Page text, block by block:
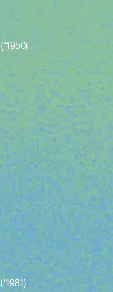
(*1950)
(*1981)